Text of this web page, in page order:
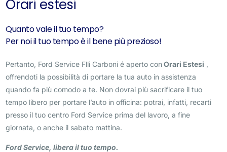
Orari estesi
Quanto vale il tuo tempo?
Per noi il tuo tempo è il bene più prezioso!
Pertanto, Ford Service Flli Carboni é aperto conOrari Estesi ,
offrendoti la possibilità di portare la tua auto in assistenza
quando fa più comodo a te. Non dovrai più sacrificare il tuo
tempo libero per portare l’auto in officina: potrai, infatti, recarti
presso il tuo centro Ford Service prima del lavoro, a fine
giornata, o anche il sabato mattina.
Ford Service, libera il tuo tempo.